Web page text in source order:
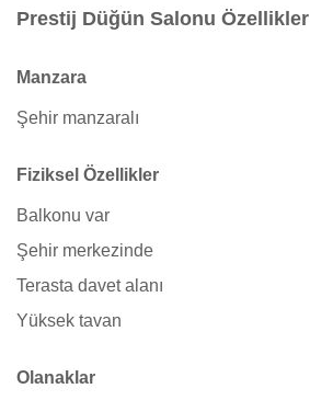
Prestij Düğün Salonu Özellikler
Manzara
Şehir manzaralı
Fiziksel Özellikler
Balkonu var
Şehir merkezinde
Terasta davet alanı
Yüksek tavan
Olanaklar